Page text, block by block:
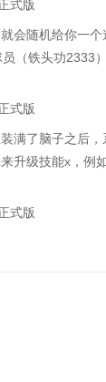
随机给你一个
（铁头功2333
了脑子之后，
升级技能x，例